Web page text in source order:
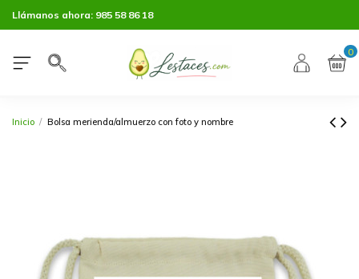
Llámanos ahora: 985 58 86 18
0
Inicio Bolsa merienda/almuerzo con foto y nombre